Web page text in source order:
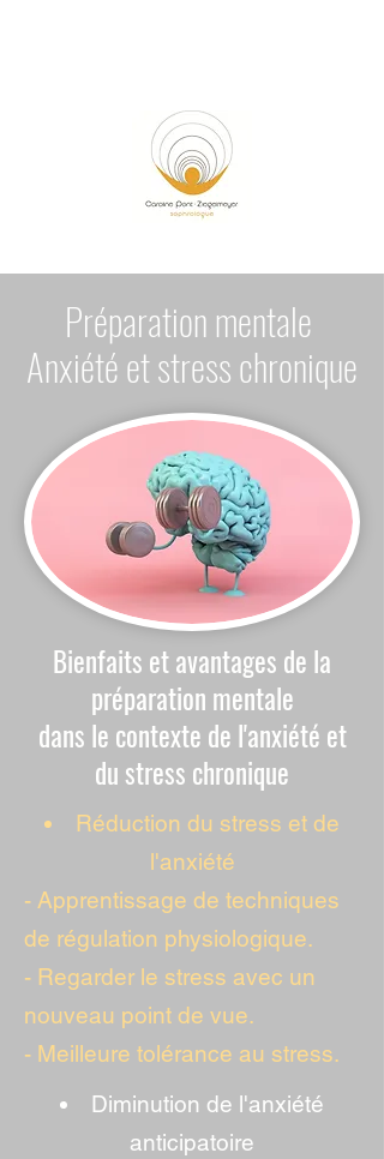
Préparation mentale
Anxiété et stress chronique
Bienfaits et avantages de la
préparation mentale
dans le contexte de l'anxiété et
du stress chronique
Réduction du stress et de
l'anxiété
- Apprentissage de techniques
de régulation physiologique.
- Regarder le stress avec un
nouveau point de vue.
- Meilleure tolérance au stress.
Diminution de l'anxiété
anticipatoire